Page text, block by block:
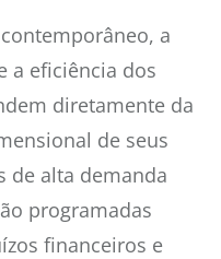
a
a eficiência dos
diretamente da
de seus
de alta demanda
programadas
financeiros e